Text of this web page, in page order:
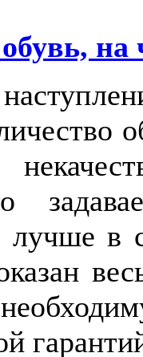
на
лучше в